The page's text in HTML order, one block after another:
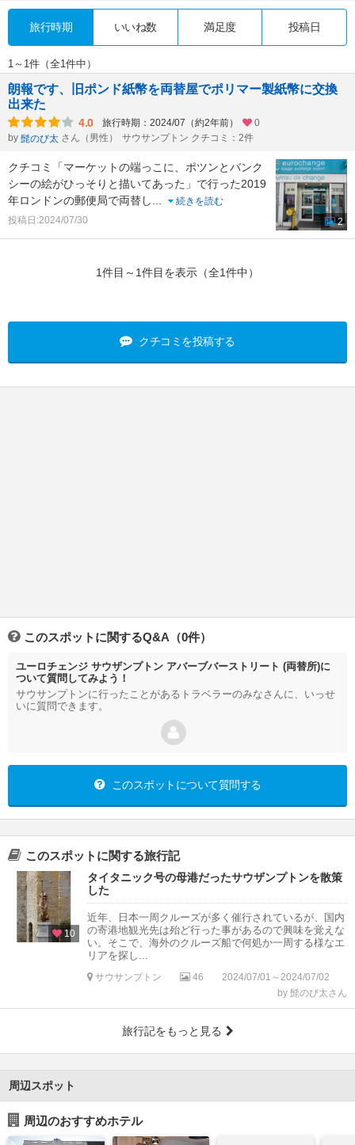
旅行時期 いいね数 満足度 投稿日
1～1件（全1件中）
朗報です、旧ポンド紙幣を両替屋でポリマー製紙幣に交換
出来た
4.0 旅行時期：2024/07（約2年前）
0
by 髭のび太 さん（男性） サウサンプトン クチコミ：2件
クチコミ「マーケットの端っこに、ポツンとバンク
シーの絵がひっそりと描いてあった」で行った2019
年ロンドンの郵便局で両替し...
続きを読む
投稿日:2024/07/30
2
1件目～1件目を表示（全1件中）
クチコミを投稿する
このスポットに関するQ&A（0件）
ユーロチェンジ サウザンプトン アバーブバーストリート (両替所)に
ついて質問してみよう！
サウサンプトンに行ったことがあるトラベラーのみなさんに、いっせ
いに質問できます。
このスポットについて質問する
このスポットに関する旅行記
10
タイタニック号の母港だったサウザンプトンを散策
した
近年、日本一周クルーズが多く催行されているが、国内
の寄港地観光先は殆ど行った事があるので興味を覚えな
い。そこで、海外のクルーズ船で何処か一周する様なエ
リアを探し...
サウサンプトン 46
2024/07/01～2024/07/02
by 髭のび太さん
旅行記をもっと見る
周辺スポット
周辺のおすすめホテル